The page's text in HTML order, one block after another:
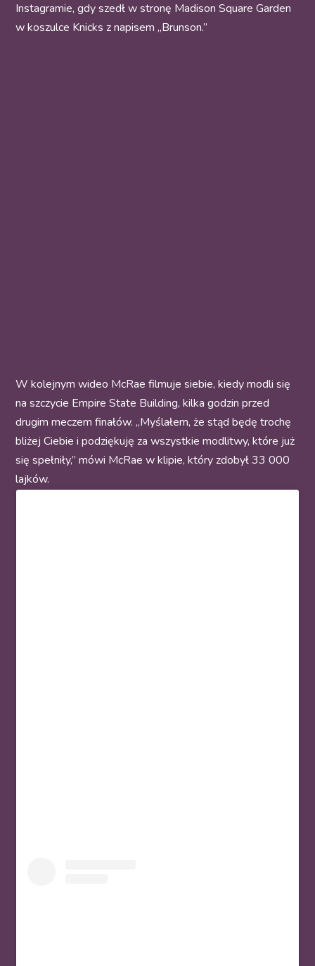
Instagramie, gdy szedł w stronę Madison Square Garden
w koszulce Knicks z napisem „Brunson.”
W kolejnym wideo McRae filmuje siebie, kiedy modli się
na szczycie Empire State Building, kilka godzin przed
drugim meczem finałów. „Myślałem, że stąd będę trochę
bliżej Ciebie i podziękuję za wszystkie modlitwy, które już
się spełniły,” mówi McRae w klipie, który zdobył 33 000
lajków.